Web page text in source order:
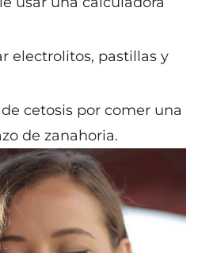
electrolitos, pastillas y
cetosis por comer una
de zanahoria.